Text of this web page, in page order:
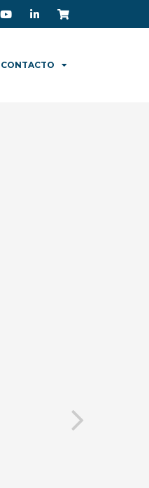
CONTACTO